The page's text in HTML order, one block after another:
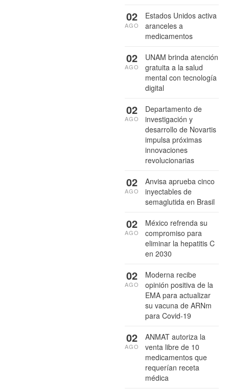
Estados Unidos activa
aranceles a
medicamentos
02
AGO
UNAM brinda atención
gratuita a la salud
mental con tecnología
digital
02
AGO
Departamento de
investigación y
desarrollo de Novartis
impulsa próximas
innovaciones
revolucionarias
02
AGO
Anvisa aprueba cinco
inyectables de
semaglutida en Brasil
02
AGO
México refrenda su
compromiso para
eliminar la hepatitis C
en 2030
02
AGO
Moderna recibe
opinión positiva de la
EMA para actualizar
su vacuna de ARNm
para Covid-19
02
AGO
ANMAT autoriza la
venta libre de 10
medicamentos que
requerían receta
médica
02
AGO